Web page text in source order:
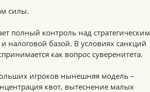
силы.
полный контроль над стратегическим
налоговой базой. В условиях санкций
как вопрос суверенитета.
игроков нынешняя модель –
квот, вытеснение малых